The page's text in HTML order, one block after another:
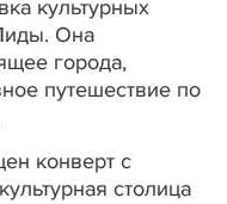
культурных
Она
города,
путешествие по
конверт с
столица